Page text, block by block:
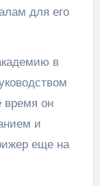
для его
в
время он
и
еще на